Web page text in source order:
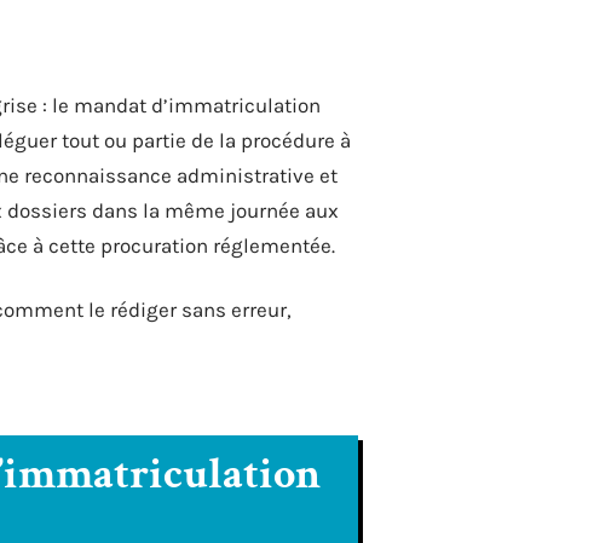
: le mandat d’immatriculation
tout ou partie de la procédure à
reconnaissance administrative et
dans la même journée aux
à cette procuration réglementée.
le rédiger sans erreur,